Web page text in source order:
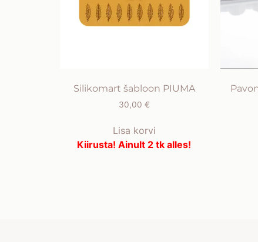
Silikomart šabloon PIUMA
30,00 €
Lisa korvi
Kiirusta! Ainult 2 tk alles!